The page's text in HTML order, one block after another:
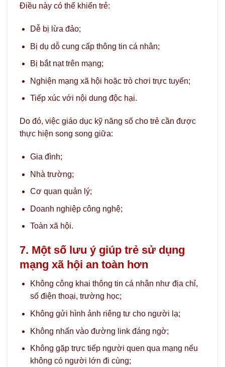
Điều này có thể khiến trẻ:
Dễ bị lừa đảo;
Bị dụ dỗ cung cấp thông tin cá nhân;
Bị bắt nạt trên mạng;
Nghiện mạng xã hội hoặc trò chơi trực tuyến;
Tiếp xúc với nội dung độc hại.
Do đó, việc giáo dục kỹ năng số cho trẻ cần được
thực hiện song song giữa:
Gia đình;
Nhà trường;
Cơ quan quản lý;
Doanh nghiệp công nghệ;
Toàn xã hội.
7. Một số lưu ý giúp trẻ sử dụng
mạng xã hội an toàn hơn
Không công khai thông tin cá nhân như địa chỉ,
số điện thoại, trường học;
Không gửi hình ảnh riêng tư cho người lạ;
Không nhấn vào đường link đáng ngờ;
Không gặp trực tiếp người quen qua mạng nếu
không có người lớn đi cùng;